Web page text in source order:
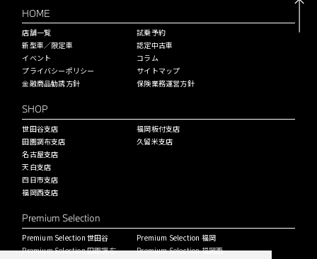
HOME
店舗一覧
新型車／限定車
イベント
プライバシーポリシー
金融商品勧誘方針
試乗予約
認定中古車
コラム
サイトマップ
保険業務運営方針
SHOP
世田谷支店
田園調布支店
名古屋支店
天白支店
四日市支店
福岡西支店
福岡板付支店
久留米支店
Premium Selection
Premium Selection 世田谷
Premium Selection 田園調布
Premium Selection 福岡
Premium Selection 福岡西